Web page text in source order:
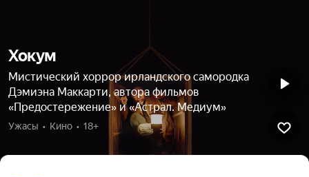
Хокум
Мистический хоррор ирландского самородка
Дэмиэна Маккарти, автора фильмов
«Предостережение» и «Астрал. Медиум»
Ужасы  •  Кино  •  18+